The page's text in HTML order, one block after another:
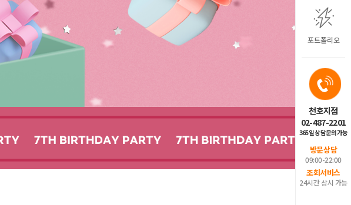
포트폴리오
천호지점
02-487-2201
365일 상담문의가능
방문상담
09:00-22:00
조회서비스
24시간 상시 가능